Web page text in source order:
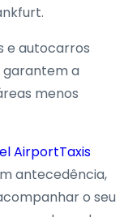
e autocarros
a
menos
AirportTaxis
antecedência,
o seu